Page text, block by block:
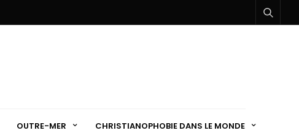
OUTRE-MER CHRISTIANOPHOBIE DANS LE MONDE